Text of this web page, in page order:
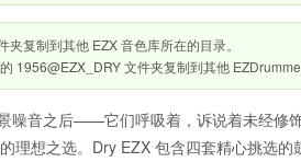
复制到其他 EZX 音色库所在的目录。
1956@EZX_DRY 文件夹复制到其他
噪音之后——它们呼吸着，诉说着未经修
理想之选。Dry EZX 包含四套精心挑选